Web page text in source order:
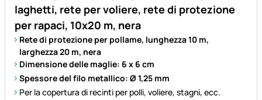
laghetti, rete per voliere, rete di protezione
per rapaci, 10x20 m, nera
Rete di protezione per pollame, lunghezza 10 m,
larghezza 20 m, nera
Dimensione delle maglie: 6 x 6 cm
Spessore del filo metallico: Ø 1,25 mm
Per la copertura di recinti per polli, voliere, stagni, ecc.